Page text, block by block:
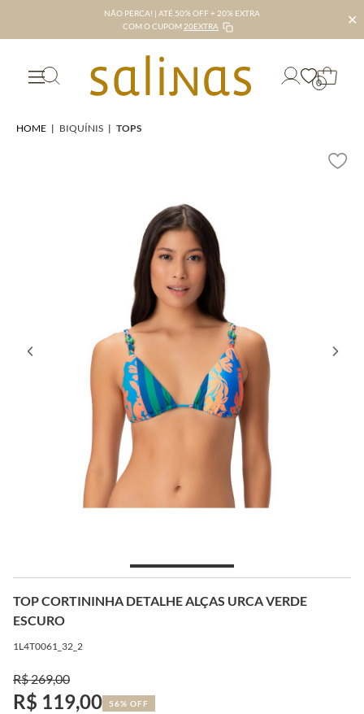
NÃO PERCA! | ATÉ 50% OFF + 20% EXTRA
COM O CUPOM 20EXTRA ✕
0
HOME | BIQUÍNIS | TOPS
TOP CORTININHA DETALHE ALÇAS URCA VERDE
ESCURO
1L4T0061_32_2
R$ 269,00
R$ 119,00 56% OFF